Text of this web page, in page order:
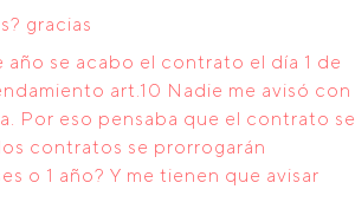
gracias
se acabo el contrato el día 1 de
art.10 Nadie me avisó con
Por eso pensaba que el contrato se
contratos se prorrogarán
o 1 año? Y me tienen que avisar